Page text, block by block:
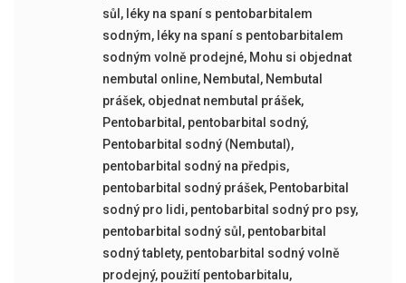
sůl , léky na spaní s pentobarbitalem
sodným, léky na spaní s pentobarbitalem
sodným volně prodejné, Mohu si objednat
nembutal online, Nembutal , Nembutal
prášek, objednat nembutal prášek,
Pentobarbital , pentobarbital sodný,
Pentobarbital sodný (Nembutal),
pentobarbital sodný na předpis,
pentobarbital sodný prášek, Pentobarbital
sodný pro lidi, pentobarbital sodný pro psy,
pentobarbital sodný sůl , pentobarbital
sodný tablety, pentobarbital sodný volně
prodejný, použití pentobarbitalu,